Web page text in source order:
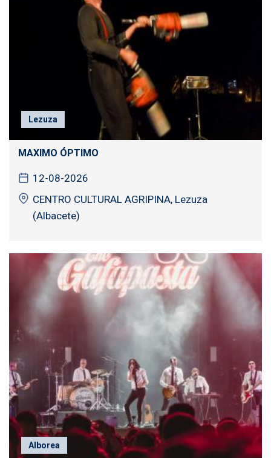
Lezuza
MAXIMO ÓPTIMO
12-08-2026
CENTRO CULTURAL AGRIPINA, Lezuza
(Albacete)
Alborea